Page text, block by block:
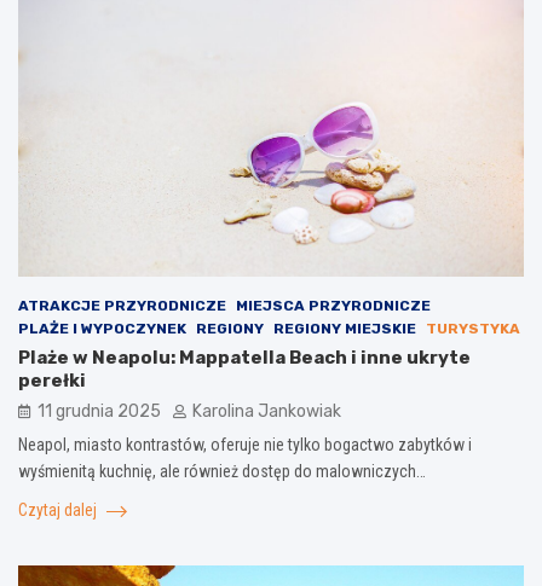
ATRAKCJE PRZYRODNICZE
MIEJSCA PRZYRODNICZE
PLAŻE I WYPOCZYNEK
REGIONY REGIONY MIEJSKIE TURYSTYKA
Plaże w Neapolu: Mappatella Beach i inne ukryte
perełki
11 grudnia 2025 Karolina Jankowiak
Neapol, miasto kontrastów, oferuje nie tylko bogactwo zabytków i
wyśmienitą kuchnię, ale również dostęp do malowniczych…
Czytaj dalej